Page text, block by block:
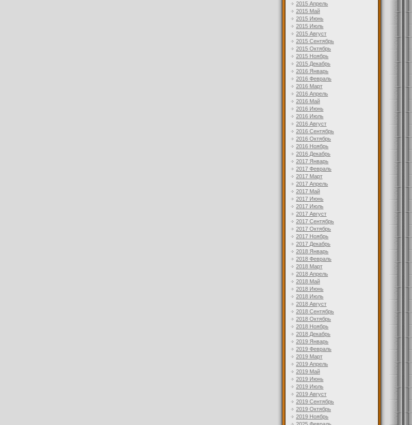
2015 Апрель
2015 Май
2015 Июнь
2015 Июль
2015 Август
2015 Сентябрь
2015 Октябрь
2015 Ноябрь
2015 Декабрь
2016 Январь
2016 Февраль
2016 Март
2016 Апрель
2016 Май
2016 Июнь
2016 Июль
2016 Август
2016 Сентябрь
2016 Октябрь
2016 Ноябрь
2016 Декабрь
2017 Январь
2017 Февраль
2017 Март
2017 Апрель
2017 Май
2017 Июнь
2017 Июль
2017 Август
2017 Сентябрь
2017 Октябрь
2017 Ноябрь
2017 Декабрь
2018 Январь
2018 Февраль
2018 Март
2018 Апрель
2018 Май
2018 Июнь
2018 Июль
2018 Август
2018 Сентябрь
2018 Октябрь
2018 Ноябрь
2018 Декабрь
2019 Январь
2019 Февраль
2019 Март
2019 Апрель
2019 Май
2019 Июнь
2019 Июль
2019 Август
2019 Сентябрь
2019 Октябрь
2019 Ноябрь